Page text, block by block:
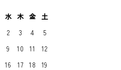
水 木 金 土
2 3 4
5
9 10 11
12
16 17 18
19